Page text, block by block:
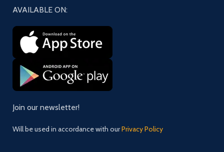
AVAILABLE ON:
Join our newsletter!
Will be used in accordance with ourPrivacy Policy